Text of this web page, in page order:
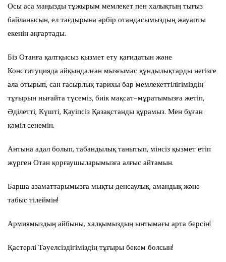
Осы аса маңызды тұжырым мемлекет пен халықтың тығыз
байланысын, ел тағдырына әрбір отандасымыздың жауапты
екенін аңғартады.
Біз Отанға қалтқысыз қызмет ету қағидатын және
Конституцияда айқындалған мызғымас құндылықтарды негізге
ала отырып, сан ғасырлық тарихы бар мемлекеттілігіміздің
тұғырын нығайта түсеміз, биік мақсат-мұратымызға жетіп,
Әділетті, Күшті, Қауіпсіз Қазақстанды құрамыз. Мен бұған
кәміл сенемін.
Антына адал болып, табандылық танытып, мінсіз қызмет етіп
жүрген Отан қорғаушыларымызға алғыс айтамын.
Барша азаматтарымызға мықты денсаулық, амандық және
табыс тілеймін!
Армиямыздың айбыны, халқымыздың ынтымағы арта берсін!
Қастерлі Тәуелсіздігіміздің тұғыры бекем болсын!